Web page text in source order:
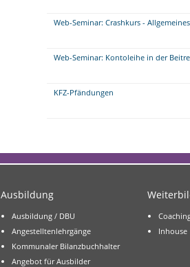
Web-Seminar: Crashkurs -
Web-Seminar: Kontoleihe in der
KFZ-Pfändungen
Ausbildung
Ausbildung / DBU
Angestelltenlehrgänge
Kommunaler Bilanzbuchhalter
Angebot für Ausbilder
Inhouse